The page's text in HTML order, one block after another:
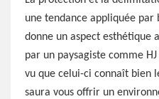
une tendance appliquée par
donne un aspect esthétique
par un paysagiste comme
vu que celui-ci connaît bien
saura vous offrir un